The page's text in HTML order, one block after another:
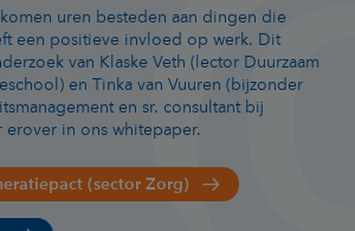
uren besteden aan dingen die
een positieve invloed op werk. Dit
van Klaske Veth (lector Duurzaam
en Tinka van Vuuren (bijzonder
en sr. consultant bij
erover in ons whitepaper.
(sector Zorg)